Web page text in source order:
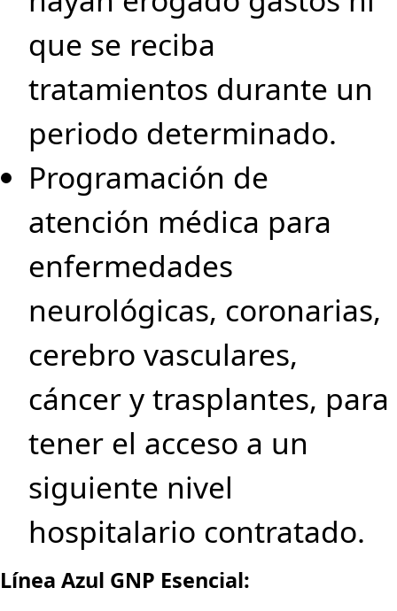
que se reciba
tratamientos durante un
periodo determinado.
Programación de
atención médica para
enfermedades
neurológicas, coronarias,
cerebro vasculares,
cáncer y trasplantes, para
tener el acceso a un
siguiente nivel
hospitalario contratado.
Línea Azul GNP Esencial: